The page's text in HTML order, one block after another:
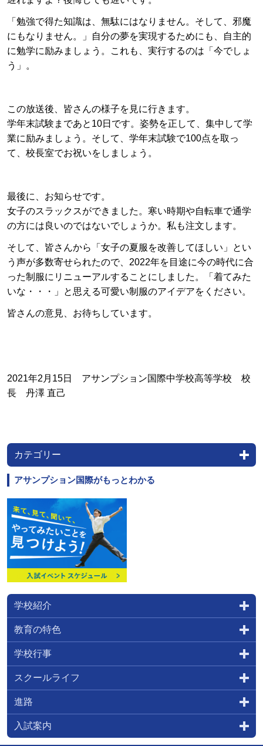
「勉強で得た知識は、無駄にはなりません。そして、邪魔
にもなりません。」自分の夢を実現するためにも、自主的
に勉学に励みましょう。これも、実行するのは「今でしょ
う」。
この放送後、皆さんの様子を見に行きます。
学年末試験まであと10日です。姿勢を正して、集中して学
業に励みましょう。そして、学年末試験で100点を取っ
て、校長室でお祝いをしましょう。
最後に、お知らせです。
女子のスラックスができました。寒い時期や自転車で通学
の方には良いのではないでしょうか。私も注文します。
そして、皆さんから「女子の夏服を改善してほしい」とい
う声が多数寄せられたので、2022年を目途に今の時代に合
った制服にリニューアルすることにしました。「着てみた
いな・・・」と思える可愛い制服のアイデアをください。
皆さんの意見、お待ちしています。
2021年2月15日 アサンプション国際中学校高等学校 校
長 丹澤 直己
カテゴリー
アサンプション国際がもっとわかる
学校紹介
教育の特色
学校行事
スクールライフ
進路
入試案内